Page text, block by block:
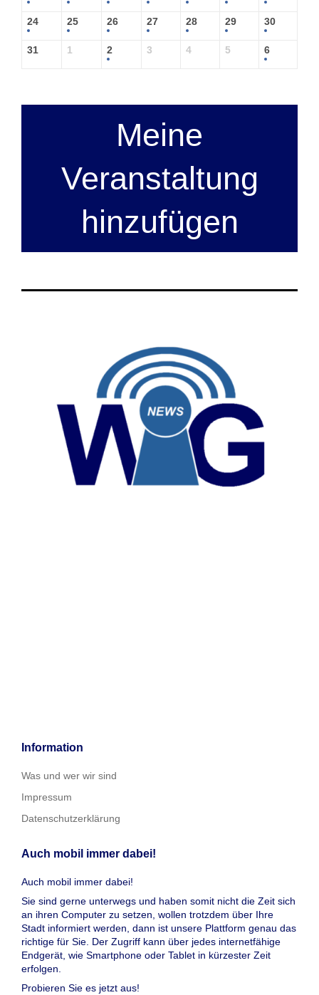
24 25 26 27 28 29 30
31 1 2 3 4 5 6
Meine
Veranstaltung
hinzufügen
Information
Was und wer wir sind
Impressum
Datenschutzerklärung
Auch mobil immer dabei!
Auch mobil immer dabei!
Sie sind gerne unterwegs und haben somit nicht die Zeit sich
an ihren Computer zu setzen, wollen trotzdem über Ihre
Stadt informiert werden, dann ist unsere Plattform genau das
richtige für Sie. Der Zugriff kann über jedes internetfähige
Endgerät, wie Smartphone oder Tablet in kürzester Zeit
erfolgen.
Probieren Sie es jetzt aus!